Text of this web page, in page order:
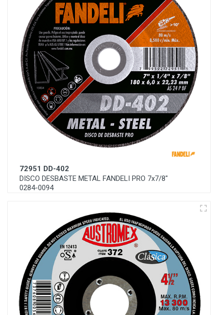
72951 DD-402
DISCO DESBASTE METAL FANDELI PRO 7x7/8"
0284-0094